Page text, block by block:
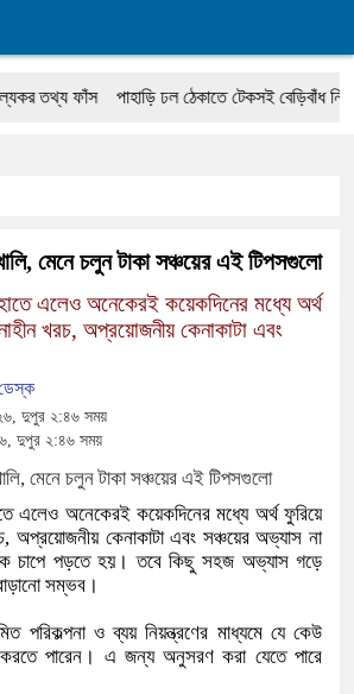
ফাঁস পাহাড়ি ঢল ঠেকাতে টেকসই বেড়িবাঁধ নির্মাণ করা
মেনে চলুন টাকা সঞ্চয়ের এই টিপসগুলো
এলেও অনেকেরই কয়েকদিনের মধ্যে অর্থ
খরচ, অপ্রয়োজনীয় কেনাকাটা এবং
দুপুর ২:৪৬ সময়
দুপুর ২:৪৬ সময়
এলেও অনেকেরই কয়েকদিনের মধ্যে অর্থ ফুরিয়ে
অপ্রয়োজনীয় কেনাকাটা এবং সঞ্চয়ের অভ্যাস না
চাপে পড়তে হয়। তবে কিছু সহজ অভ্যাস গড়ে
সম্ভব।
পরিকল্পনা ও ব্যয় নিয়ন্ত্রণের মাধ্যমে যে কেউ
করতে পারেন। এ জন্য অনুসরণ করা যেতে পারে